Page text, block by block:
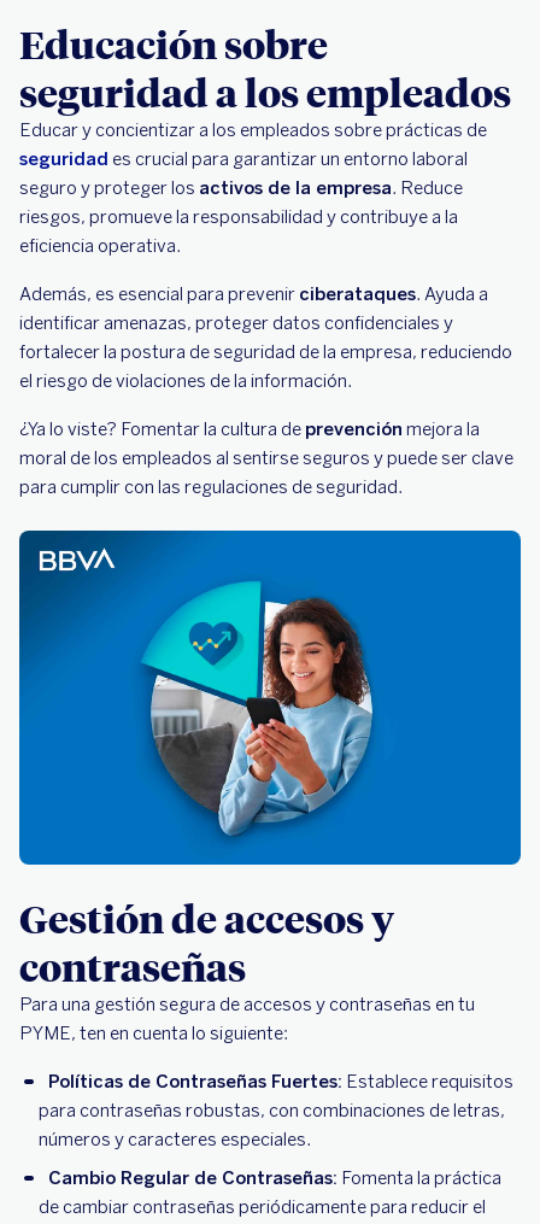
Educación sobre
seguridad a los empleados
Educar y concientizar a los empleados sobre prácticas de
seguridad es crucial para garantizar un entorno laboral
seguro y proteger los activos de la empresa. Reduce
riesgos, promueve la responsabilidad y contribuye a la
eficiencia operativa.
Además, es esencial para prevenir ciberataques. Ayuda a
identificar amenazas, proteger datos confidenciales y
fortalecer la postura de seguridad de la empresa, reduciendo
el riesgo de violaciones de la información.
¿Ya lo viste? Fomentar la cultura de prevención mejora la
moral de los empleados al sentirse seguros y puede ser clave
para cumplir con las regulaciones de seguridad.
Gestión de accesos y
contraseñas
Para una gestión segura de accesos y contraseñas en tu
PYME, ten en cuenta lo siguiente:
Políticas de Contraseñas Fuertes: Establece requisitos
para contraseñas robustas, con combinaciones de letras,
números y caracteres especiales.
Cambio Regular de Contraseñas: Fomenta la práctica
de cambiar contraseñas periódicamente para reducir el